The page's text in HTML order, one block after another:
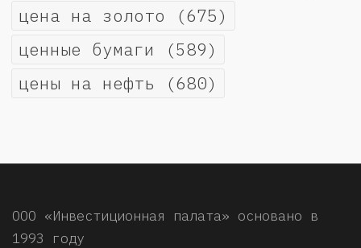
цена на золото (675)
ценные бумаги (589)
цены на нефть (680)
ООО «Инвестиционная палата» основано в
1993 году